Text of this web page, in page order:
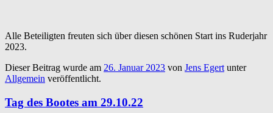
Alle Beteiligten freuten sich über diesen schönen Start ins Ruderjahr
2023.
Dieser Beitrag wurde am 26. Januar 2023 von Jens Egert unter
Allgemein veröffentlicht.
Tag des Bootes am 29.10.22